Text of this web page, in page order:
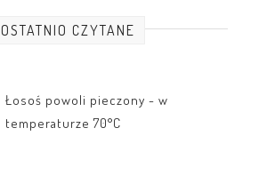
OSTATNIO CZYTANE
Łosoś powoli pieczony - w
temperaturze 70°C